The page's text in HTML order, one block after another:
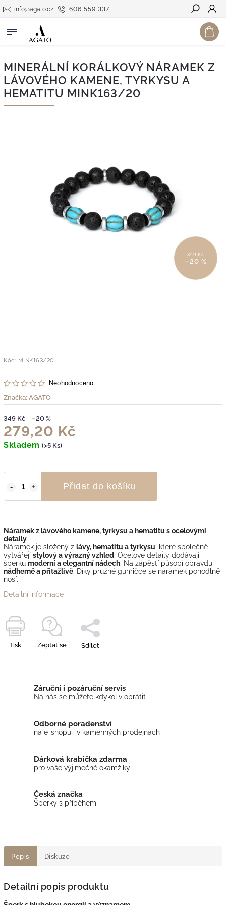
606 559 337
info@agato.cz
Hledat
MINERÁLNÍ KORÁLKOVÝ NÁRAMEK Z
LÁVOVÉHO KAMENE, TYRKYSU A
HEMATITU MINK163/20
349 Kč
–20 %
Kód: MINK163/20
Neohodnoceno
Značka: AGATO
349 Kč –20 %
279,20 Kč
Skladem (>5 Ks)
Přidat do košíku
Náramek z lávového kamene, tyrkysu a hematitu s ocelovými
detaily
Náramek je složený z lávy, hematitu a tyrkysu , které společně
vytvářejí stylový a výrazný vzhled. Ocelové detaily dodávají
šperku moderní a elegantní nádech. Na zápěstí působí opravdu
nádherně a přitažlivě. Díky pružné gumičce se náramek pohodlně
nosí.
Detailní informace
Tisk Zeptat se Sdílet
Záruční i pozáruční servis
Na nás se můžete kdykoliv obrátit
Odborné poradenství
na e-shopu i v kamenných prodejnách
Dárková krabička zdarma
pro vaše výjimečné okamžiky
Česká značka
Šperky s příběhem
Popis Diskuze
Detailní popis produktu